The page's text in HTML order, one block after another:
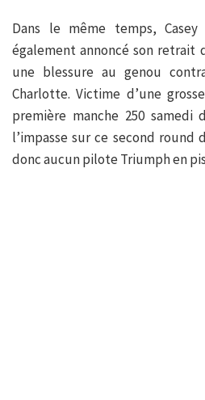
Dans le même temps, Casey
également annoncé son retrait
une blessure au genou
Charlotte. Victime d’une
première manche 250
l’impasse sur ce second round
donc aucun pilote Triumph en